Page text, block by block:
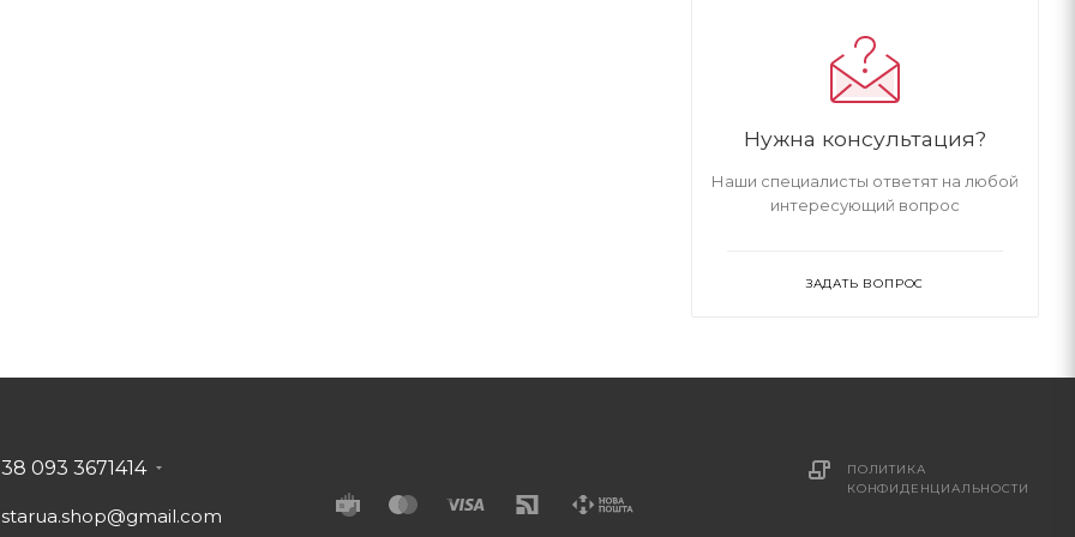
Нужна консультация?
Наши специалисты ответят на любой
интересующий вопрос
ЗАДАТЬ ВОПРОС
093 3671414
ПОЛИТИКА
КОНФИДЕНЦИАЛЬНОСТИ